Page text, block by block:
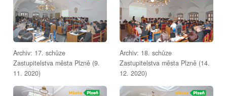
Archiv: 17. schůze
Zastupitelstva města Plzně (9.
11. 2020)
Archiv: 18. schůze
Zastupitelstva města Plzně (14.
12. 2020)